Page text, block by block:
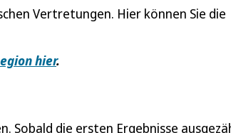
Vertretungen. Hier können Sie die
hier.
Sobald die ersten Ergebnisse